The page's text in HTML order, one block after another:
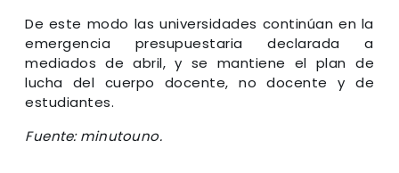
De este modo las universidades continúan en la
emergencia presupuestaria declarada a
mediados de abril, y se mantiene el plan de
lucha del cuerpo docente, no docente y de
estudiantes.
Fuente: minutouno.